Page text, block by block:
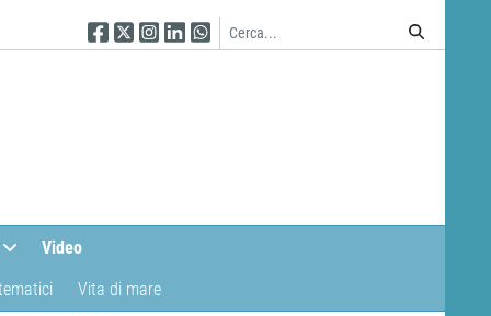
Seguici su Facebook
Seguici su Twitter
Seguici su Instagram
Seguici su Linkedin
Seguici su WhatsApp
Video
Vita di mare